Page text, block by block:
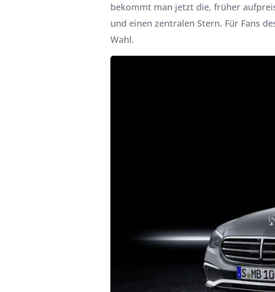
bekommt man jetzt die, früher
und einen zentralen Stern. Für Fans
Wahl.